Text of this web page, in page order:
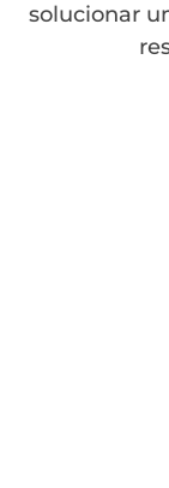
solucionar